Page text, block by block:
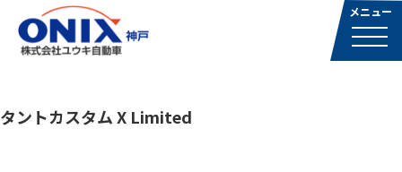
タントカスタム X Limited